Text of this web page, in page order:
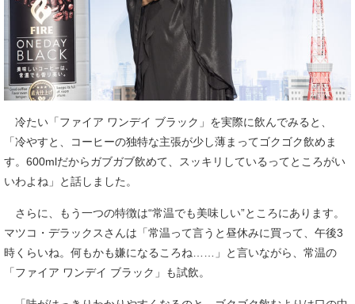
冷たい「ファイア ワンデイ ブラック」を実際に飲んでみると、
「冷やすと、コーヒーの独特な主張が少し薄まってゴクゴク飲めま
す。600mlだからガブガブ飲めて、スッキリしているってところがい
いわよね」と話しました。
さらに、もう一つの特徴は“常温でも美味しい”ところにあります。
マツコ・デラックスさんは「常温って言うと昼休みに買って、午後3
時くらいね。何もかも嫌になるころね……」と言いながら、常温の
「ファイア ワンデイ ブラック」も試飲。